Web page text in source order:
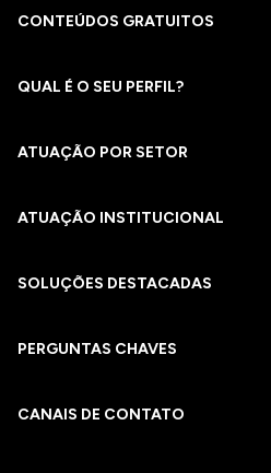
CONTEÚDOS GRATUITOS
QUAL É O SEU PERFIL?
ATUAÇÃO POR SETOR
ATUAÇÃO INSTITUCIONAL
SOLUÇÕES DESTACADAS
PERGUNTAS CHAVES​
CANAIS DE CONTATO